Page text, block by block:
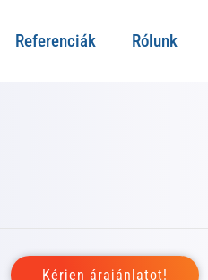
Referenciák Rólunk